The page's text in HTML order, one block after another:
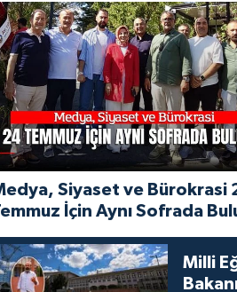
Siyaset ve Bürokrasi
İçin Aynı Sofrada
Milli